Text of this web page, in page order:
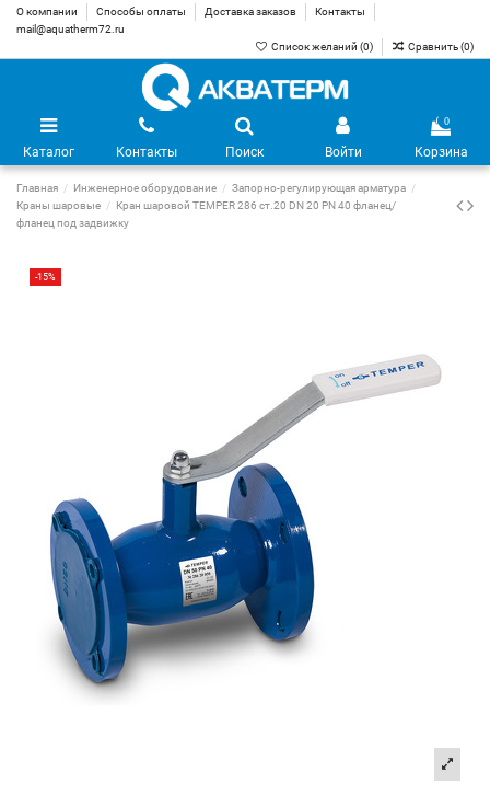
О компании Способы оплаты Доставка заказов
Контакты
mail@aquatherm72.ru
Список желаний (0) Сравнить (0)
Каталог Контакты Поиск Войти
0
Корзина
Главная Инженерное оборудование
Запорно-регулирующая арматура
Краны шаровые
Кран шаровой TEMPER 286 ст.20 DN 20 PN 40 фланец/
фланец под задвижку
-15%